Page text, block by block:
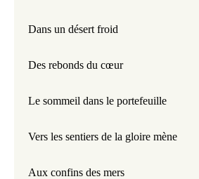
Dans un désert froid
Des rebonds du cœur
Le sommeil dans le portefeuille
Vers les sentiers de la gloire mène
Aux confins des mers